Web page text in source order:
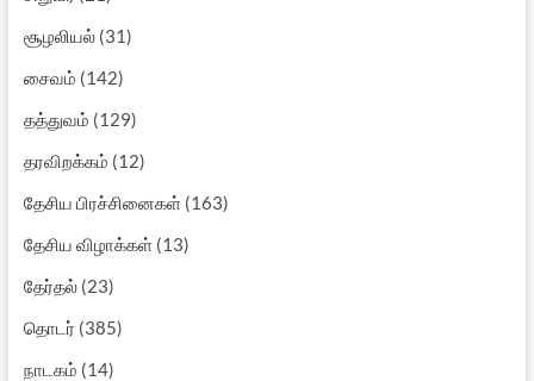
சூழலியல்(31)
சைவம் (142)
தத்துவம் (129)
தரவிறக்கம் (12)
தேசிய பிரச்சினைகள்(163)
தேசிய விழாக்கள்(13)
தேர்தல்(23)
தொடர் (385)
நாடகம் (14)